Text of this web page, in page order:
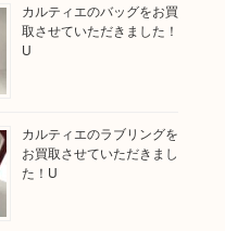
カルティエのバッグをお買
取させていただきました！
U
カルティエのラブリングを
お買取させていただきまし
た！U